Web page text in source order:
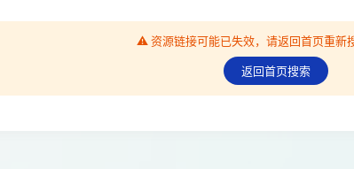
⚠️ 资源链接可能已失效，请返回首页重新
返回首页搜索